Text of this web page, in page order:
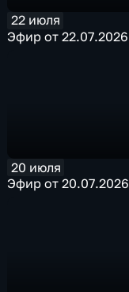
22 июля
Эфир от 22.07.2026
20 июля
Эфир от 20.07.2026